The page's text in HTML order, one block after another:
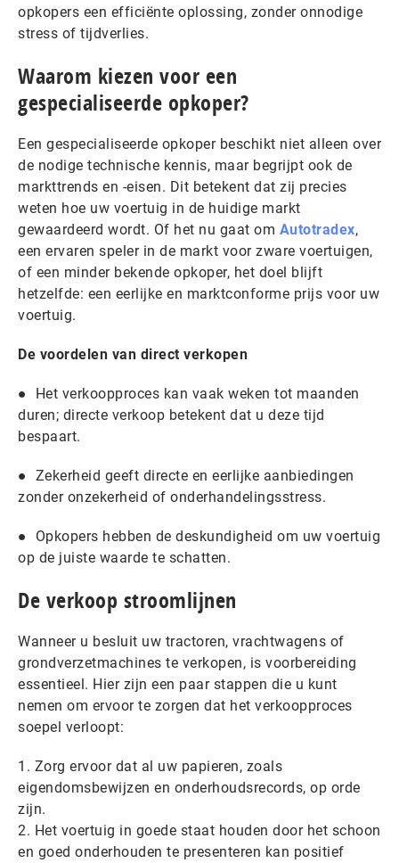
opkopers een efficiënte oplossing, zonder onnodige
stress of tijdverlies.
Waarom kiezen voor een
gespecialiseerde opkoper?
Een gespecialiseerde opkoper beschikt niet alleen over
de nodige technische kennis, maar begrijpt ook de
markttrends en -eisen. Dit betekent dat zij precies
weten hoe uw voertuig in de huidige markt
gewaardeerd wordt. Of het nu gaat om Autotradex,
een ervaren speler in de markt voor zware voertuigen,
of een minder bekende opkoper, het doel blijft
hetzelfde: een eerlijke en marktconforme prijs voor uw
voertuig.
De voordelen van direct verkopen
● Het verkoopproces kan vaak weken tot maanden
duren; directe verkoop betekent dat u deze tijd
bespaart.
● Zekerheid geeft directe en eerlijke aanbiedingen
zonder onzekerheid of onderhandelingsstress.
● Opkopers hebben de deskundigheid om uw voertuig
op de juiste waarde te schatten.
De verkoop stroomlijnen
Wanneer u besluit uw tractoren, vrachtwagens of
grondverzetmachines te verkopen, is voorbereiding
essentieel. Hier zijn een paar stappen die u kunt
nemen om ervoor te zorgen dat het verkoopproces
soepel verloopt:
1. Zorg ervoor dat al uw papieren, zoals
eigendomsbewijzen en onderhoudsrecords, op orde
zijn.
2. Het voertuig in goede staat houden door het schoon
en goed onderhouden te presenteren kan positief